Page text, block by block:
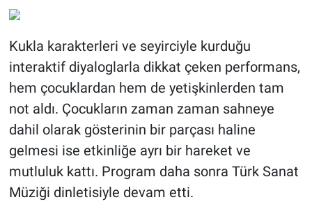
Kukla karakterleri ve seyirciyle kurduğu
interaktif diyaloglarla dikkat çeken performans,
hem çocuklardan hem de yetişkinlerden tam
not aldı. Çocukların zaman zaman sahneye
dahil olarak gösterinin bir parçası haline
gelmesi ise etkinliğe ayrı bir hareket ve
mutluluk kattı. Program daha sonra Türk Sanat
Müziği dinletisiyle devam etti.